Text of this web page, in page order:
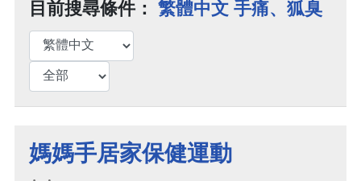
目前搜尋條件： 繁體中文 手痛、狐臭
媽媽手居家保健運動